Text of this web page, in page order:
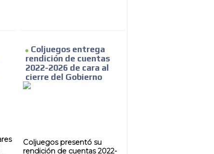
Coljuegos entrega
rendición de cuentas
2022-2026 de cara al
cierre del Gobierno
Coljuegos presentó su
rendición de cuentas 2022-